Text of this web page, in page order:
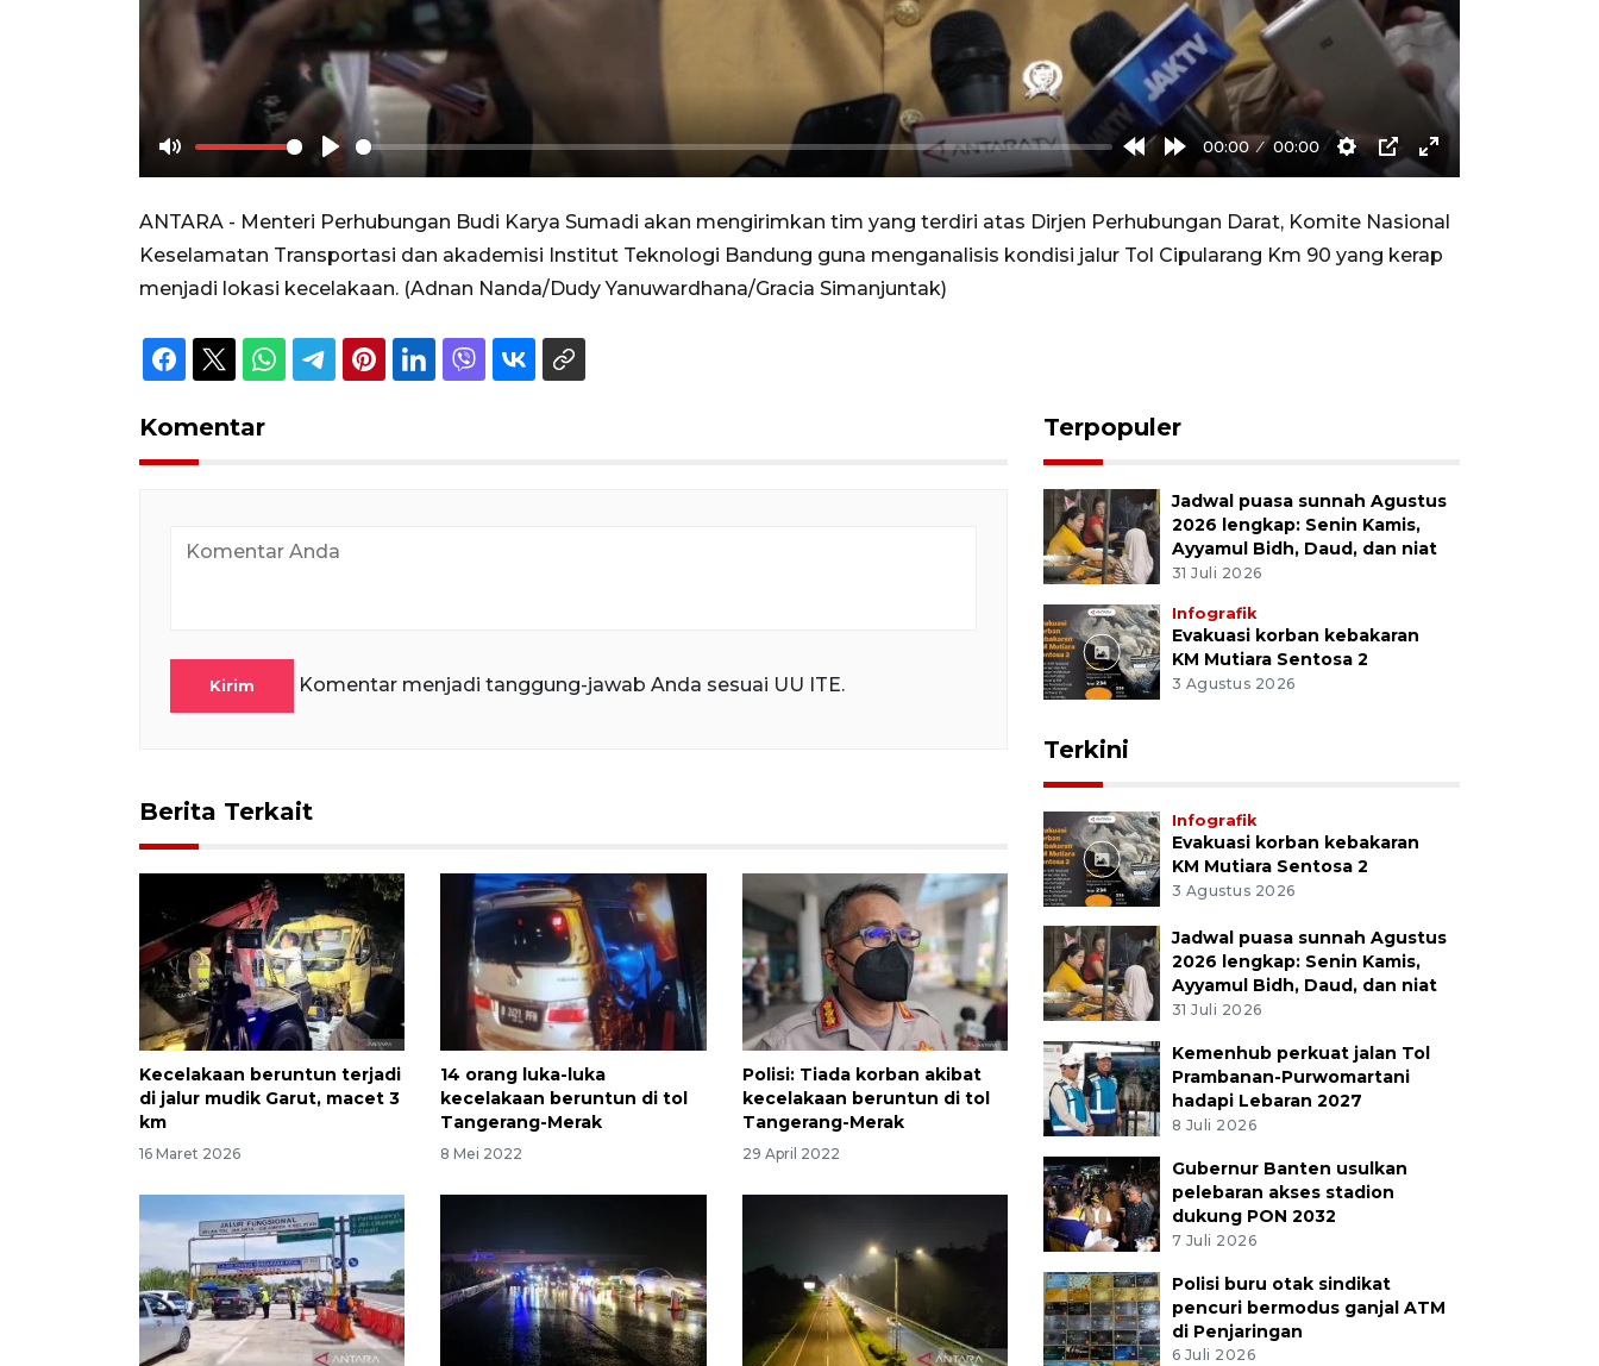
Mute Play
RewindForward
00:00 00:00
Settings
PIP Enter
ANTARA - Menteri Perhubungan Budi Karya Sumadi akan mengirimkan tim yang terdiri atas Dirjen Perhubungan Darat, Komite Nasional
Keselamatan Transportasi dan akademisi Institut Teknologi Bandung guna menganalisis kondisi jalur Tol Cipularang Km 90 yang kerap
menjadi lokasi kecelakaan. (Adnan Nanda/Dudy Yanuwardhana/Gracia Simanjuntak)
Komentar
Kirim Komentar menjadi tanggung-jawab Anda sesuai UU ITE.
Berita Terkait
Kecelakaan beruntun terjadi
di jalur mudik Garut, macet 3
km
16 Maret 2026
14 orang luka-luka
kecelakaan beruntun di tol
Tangerang-Merak
8 Mei 2022
Polisi: Tiada korban akibat
kecelakaan beruntun di tol
Tangerang-Merak
29 April 2022
Terpopuler
Jadwal puasa sunnah Agustus
2026 lengkap: Senin Kamis,
Ayyamul Bidh, Daud, dan niat
31 Juli 2026
Infografik
Evakuasi korban kebakaran
KM Mutiara Sentosa 2
3 Agustus 2026
Terkini
Infografik
Evakuasi korban kebakaran
KM Mutiara Sentosa 2
3 Agustus 2026
Jadwal puasa sunnah Agustus
2026 lengkap: Senin Kamis,
Ayyamul Bidh, Daud, dan niat
31 Juli 2026
Kemenhub perkuat jalan Tol
Prambanan-Purwomartani
hadapi Lebaran 2027
8 Juli 2026
Gubernur Banten usulkan
pelebaran akses stadion
dukung PON 2032
7 Juli 2026
Polisi buru otak sindikat
pencuri bermodus ganjal ATM
di Penjaringan
6 Juli 2026